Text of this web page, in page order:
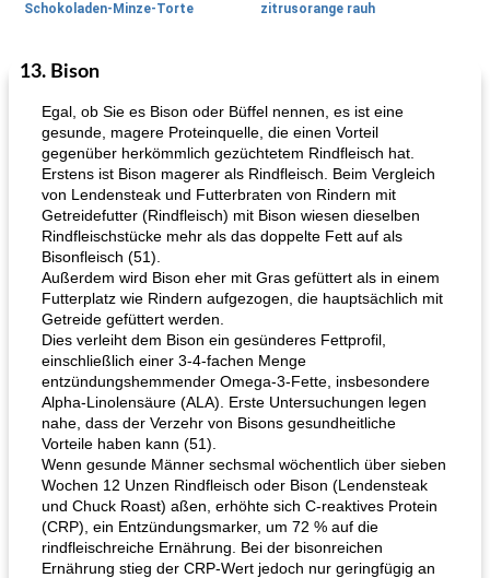
Schokoladen-Minze-Torte zitrusorange rauh
Salsas
Flank Steak Salsa-Stil gezogen Pilz-Lauch-Galette
13. Bison
Egal, ob Sie es Bison oder Büffel nennen, es ist eine
gesunde, magere Proteinquelle, die einen Vorteil
gegenüber herkömmlich gezüchtetem Rindfleisch hat.
Erstens ist Bison magerer als Rindfleisch. Beim Vergleich
von Lendensteak und Futterbraten von Rindern mit
Getreidefutter (Rindfleisch) mit Bison wiesen dieselben
Rindfleischstücke mehr als das doppelte Fett auf als
Bisonfleisch (51).
Außerdem wird Bison eher mit Gras gefüttert als in einem
Futterplatz wie Rindern aufgezogen, die hauptsächlich mit
Getreide gefüttert werden.
Dies verleiht dem Bison ein gesünderes Fettprofil,
einschließlich einer 3-4-fachen Menge
entzündungshemmender Omega-3-Fette, insbesondere
Alpha-Linolensäure (ALA). Erste Untersuchungen legen
nahe, dass der Verzehr von Bisons gesundheitliche
Vorteile haben kann (51).
Wenn gesunde Männer sechsmal wöchentlich über sieben
Wochen 12 Unzen Rindfleisch oder Bison (Lendensteak
und Chuck Roast) aßen, erhöhte sich C-reaktives Protein
(CRP), ein Entzündungsmarker, um 72 % auf die
rindfleischreiche Ernährung. Bei der bisonreichen
Ernährung stieg der CRP-Wert jedoch nur geringfügig an